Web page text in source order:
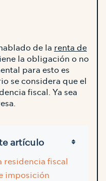
de la renta de
la obligación o no
para esto es
se considera que el
fiscal. Ya sea
artículo
residencia fiscal
imposición